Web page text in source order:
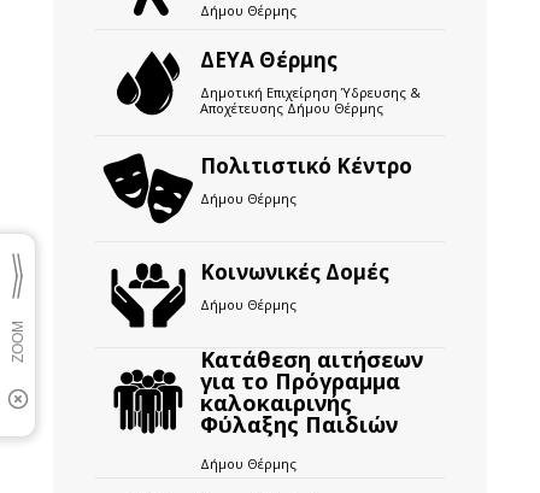
Δήμου Θέρμης
ΔΕΥΑ Θέρμης
Δημοτική Επιχείρηση Ύδρευσης &
Αποχέτευσης Δήμου Θέρμης
Πολιτιστικό Κέντρο
Δήμου Θέρμης
Κοινωνικές Δομές
Δήμου Θέρμης
Κατάθεση αιτήσεων
για το Πρόγραμμα
καλοκαιρινής
Φύλαξης Παιδιών
Δήμου Θέρμης